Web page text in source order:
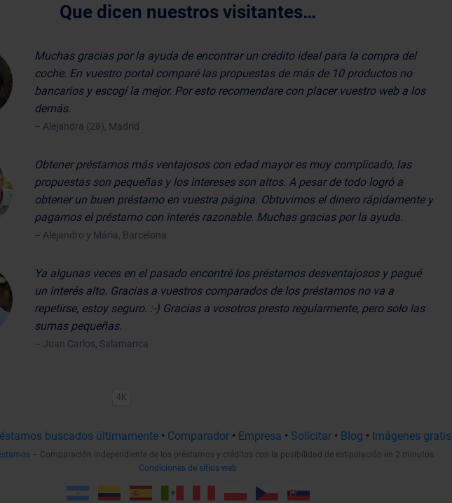
Que dicen nuestros visitantes…
Muchas gracias por la ayuda de encontrar un crédito ideal para la compra del
coche. En vuestro portal comparé las propuestas de más de 10 productos no
bancarios y escogí la mejor. Por esto recomendare con placer vuestro web a los
demás.
– Alejandra (28), Madrid
Obtener préstamos más ventajosos con edad mayor es muy complicado, las
propuestas son pequeñas y los intereses son altos. A pesar de todo logró a
obtener un buen préstamo en vuestra página. Obtuvimos el dinero rápidamente y
pagamos el préstamo con interés razonable. Muchas gracias por la ayuda.
– Alejandro y Mária, Barcelona
Ya algunas veces en el pasado encontré los préstamos desventajosos y pagué
un interés alto. Gracias a vuestros comparados de los préstamos no va a
repetirse, estoy seguro. :-) Gracias a vosotros presto regularmente, pero solo las
sumas pequeñas.
– Juan Carlos, Salamanca
4K
buscados últimamente • Comparador • Empresa • Solicitar • Blog • Imágenes gratis
– Comparación independiente de los préstamos y créditos con la posibilidad de estipulación en 2 minutos
Condiciones de sitios web